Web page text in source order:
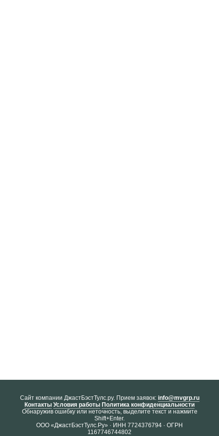
Cайт компании ДжастБэстТулс.ру. Прием заявок: info@mvgrp.ru
Контакты Условия работы Политика конфиденциальности
Обнаружив ошибку или неточность, выделите текст и нажмите
Shift+Enter.
ООО «ДжастБэстТулс.Ру» · ИНН 7724376794 · ОГРН
1167746744802